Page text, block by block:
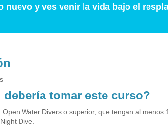
nuevo y ves venir la vida bajo el
debería tomar este curso?
Open Water Divers o superior, que tengan al
Dive.